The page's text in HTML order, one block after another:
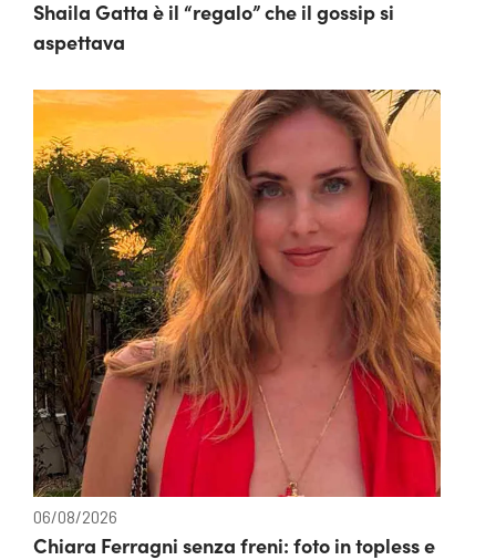
Shaila Gatta è il “regalo” che il gossip si
aspettava
06/08/2026
Chiara Ferragni senza freni: foto in topless e